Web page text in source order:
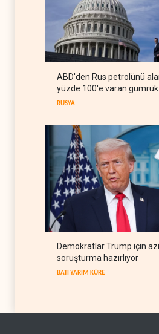
Nüceba
rejimiyle
misilleme
IRAK 09
The
stratejisi
ABD'den Rus petrolünü
yüzde 100'e varan
RUSYA
Demokratlar Trump için
soruşturma hazırlıyor
BATI YARIM KÜRE